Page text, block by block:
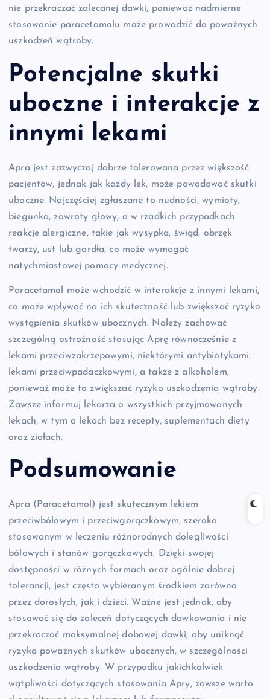
nie przekraczać zalecanej dawki, ponieważ nadmierne
stosowanie paracetamolu może prowadzić do poważnych
uszkodzeń wątroby.
Potencjalne skutki
uboczne i interakcje z
innymi lekami
Apra jest zazwyczaj dobrze tolerowana przez większość
pacjentów, jednak jak każdy lek, może powodować skutki
uboczne. Najczęściej zgłaszane to nudności, wymioty,
biegunka, zawroty głowy, a w rzadkich przypadkach
reakcje alergiczne, takie jak wysypka, świąd, obrzęk
twarzy, ust lub gardła, co może wymagać
natychmiastowej pomocy medycznej.
Paracetamol może wchodzić w interakcje z innymi lekami,
co może wpływać na ich skuteczność lub zwiększać ryzyko
wystąpienia skutków ubocznych. Należy zachować
szczególną ostrożność stosując Aprę równocześnie z
lekami przeciwzakrzepowymi, niektórymi antybiotykami,
lekami przeciwpadaczkowymi, a także z alkoholem,
ponieważ może to zwiększać ryzyko uszkodzenia wątroby.
Zawsze informuj lekarza o wszystkich przyjmowanych
lekach, w tym o lekach bez recepty, suplementach diety
oraz ziołach.
Podsumowanie
Apra (Paracetamol) jest skutecznym lekiem
przeciwbólowym i przeciwgorączkowym, szeroko
stosowanym w leczeniu różnorodnych dolegliwości
bólowych i stanów gorączkowych. Dzięki swojej
dostępności w różnych formach oraz ogólnie dobrej
tolerancji, jest często wybieranym środkiem zarówno
przez dorosłych, jak i dzieci. Ważne jest jednak, aby
stosować się do zaleceń dotyczących dawkowania i nie
przekraczać maksymalnej dobowej dawki, aby uniknąć
ryzyka poważnych skutków ubocznych, w szczególności
uszkodzenia wątroby. W przypadku jakichkolwiek
wątpliwości dotyczących stosowania Apry, zawsze warto